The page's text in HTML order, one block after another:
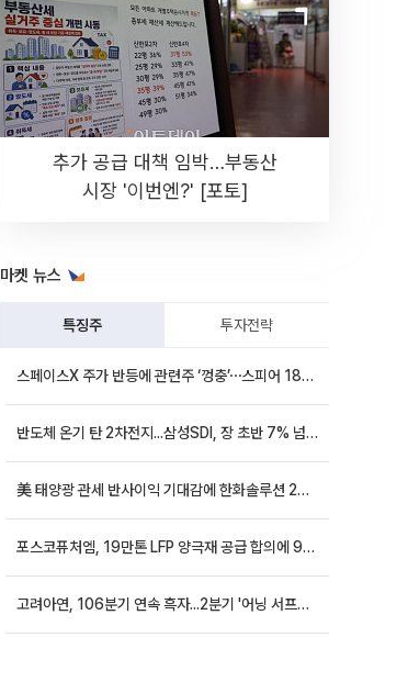
추가 공급 대책 임박…부동산
시장 '이번엔?' [포토]
마켓 뉴스
특징주 투자전략
스페이스X 주가 반등에 관련주 ‘껑충’⋯스피어 18%ㆍ에이치브이엠 12%↑
반도체 온기 탄 2차전지...삼성SDI, 장 초반 7% 넘게 껑충
美 태양광 관세 반사이익 기대감에 한화솔루션 20%대·OCI홀딩스 14%대 급등
포스코퓨처엠, 19만톤 LFP 양극재 공급 합의에 9%대 강세
고려아연, 106분기 연속 흑자...2분기 '어닝 서프라이즈'에 장 초반 12%대 강세